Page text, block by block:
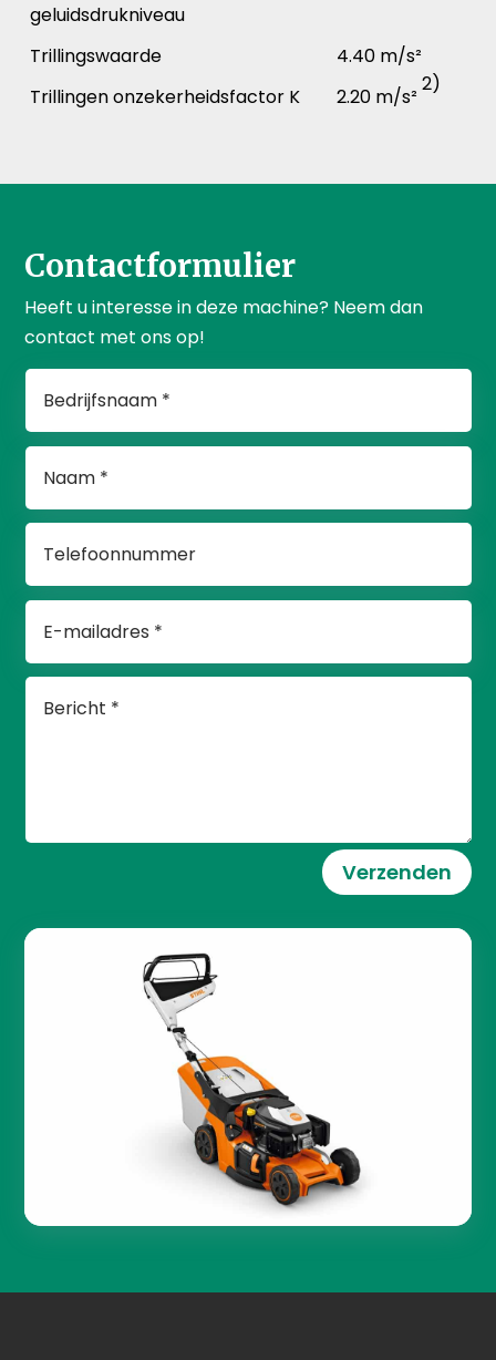
geluidsdrukniveau
Trillingswaarde
4.40 m/s²
Trillingen onzekerheidsfactor K
2.20 m/s²
2)
Contactformulier
Heeft u interesse in deze machine? Neem dan
contact met ons op!
Verzenden